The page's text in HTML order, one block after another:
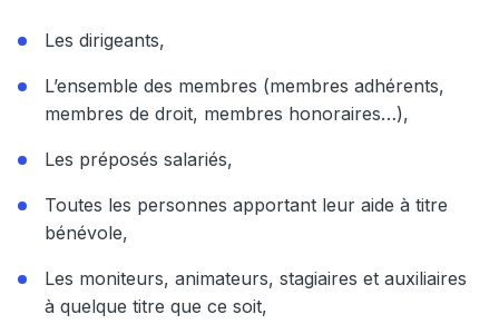
Les dirigeants,
L’ensemble des membres (membres adhérents,
membres de droit, membres honoraires…),
Les préposés salariés,
Toutes les personnes apportant leur aide à titre
bénévole,
Les moniteurs, animateurs, stagiaires et auxiliaires
à quelque titre que ce soit,